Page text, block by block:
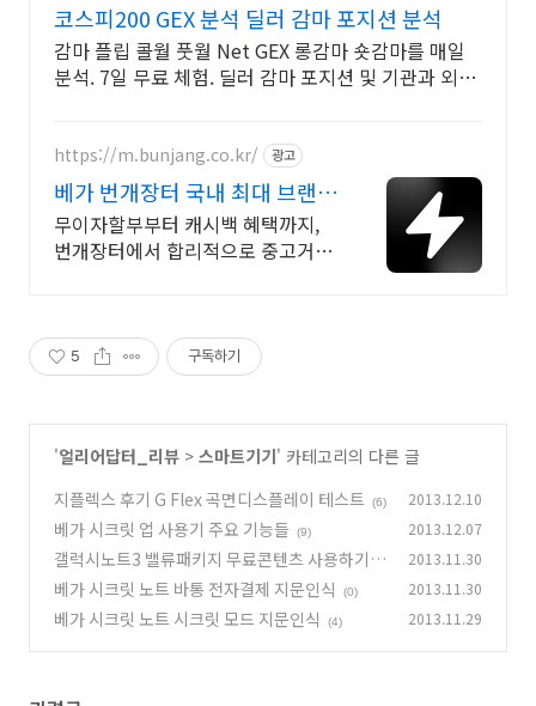
코스피200 GEX 분석 딜러 감마 포지션 분석
감마 플립 콜월 풋월 Net GEX 롱감마 숏감마를 매일
분석. 7일 무료 체험. 딜러 감마 포지션 및 기관과 외국
https://m.bunjang.co.kr/ 광고
베가 번개장터 국내 최대 브랜드
중고거래
무이자할부부터 캐시백 혜택까지,
번개장터에서 합리적으로 중고거래
5 구독하기
'얼리어답터_리뷰 > 스마트기기' 카테고리의 다른 글
지플렉스 후기 G Flex 곡면디스플레이 테스트
(6) 2013.12.10
베가 시크릿 업 사용기 주요 기능들 (9) 2013.12.07
갤럭시노트3 밸류패키지 무료콘텐츠 사용하기
(3)
2013.11.30
베가 시크릿 노트 바통 전자결제 지문인식 (0) 2013.11.30
베가 시크릿 노트 시크릿 모드 지문인식 (4) 2013.11.29